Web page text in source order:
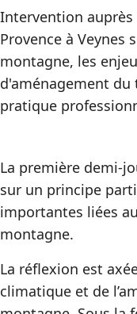
Intervention auprès
Provence à Veynes
montagne, les
d'aménagement
pratique
La première demi-
sur un principe
importantes liées
montagne.
La réflexion est
climatique et de